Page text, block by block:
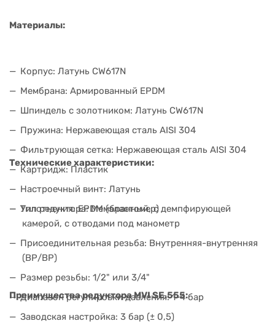
Материалы:
Корпус: Латунь CW617N
Мембрана: Армированный EPDM
Шпиндель с золотником: Латунь CW617N
Пружина: Нержавеющая сталь AISI 304
Фильтрующая сетка: Нержавеющая сталь AISI 304
Картридж: Пластик
Настроечный винт: Латунь
Уплотнения: EPDM (эластомер)
Технические характеристики:
Тип редуктора: Мембранный, с демпфирующей
камерой, с отводами под манометр
Присоединительная резьба: Внутренняя-внутренняя
(ВР/ВР)
Размер резьбы: 1/2" или 3/4"
Диапазон регулировки давления: 1-4 бар
Заводская настройка: 3 бар (± 0,5)
Преимущества редуктора MVI SE.555: